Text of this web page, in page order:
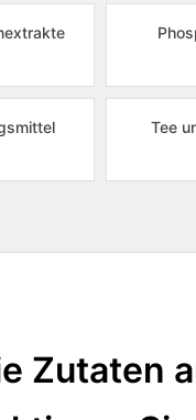
Tee
Zutaten